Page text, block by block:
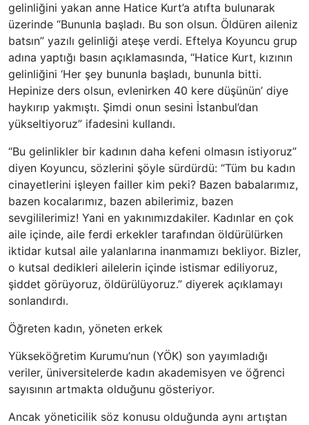
gelinliğini yakan anne Hatice Kurt’a atıfta bulunarak
üzerinde “Bununla başladı. Bu son olsun. Öldüren aileniz
batsın” yazılı gelinliği ateşe verdi. Eftelya Koyuncu grup
adına yaptığı basın açıklamasında, “Hatice Kurt, kızının
gelinliğini ‘Her şey bununla başladı, bununla bitti.
Hepinize ders olsun, evlenirken 40 kere düşünün’ diye
haykırıp yakmıştı. Şimdi onun sesini İstanbul’dan
yükseltiyoruz” ifadesini kullandı.
“Bu gelinlikler bir kadının daha kefeni olmasın istiyoruz”
diyen Koyuncu, sözlerini şöyle sürdürdü: “Tüm bu kadın
cinayetlerini işleyen failler kim peki? Bazen babalarımız,
bazen kocalarımız, bazen abilerimiz, bazen
sevgililerimiz! Yani en yakınımızdakiler. Kadınlar en çok
aile içinde, aile ferdi erkekler tarafından öldürülürken
iktidar kutsal aile yalanlarına inanmamızı bekliyor. Bizler,
o kutsal dedikleri ailelerin içinde istismar ediliyoruz,
şiddet görüyoruz, öldürülüyoruz.” diyerek açıklamayı
sonlandırdı.
Öğreten kadın, yöneten erkek
Yükseköğretim Kurumu’nun (YÖK) son yayımladığı
veriler, üniversitelerde kadın akademisyen ve öğrenci
sayısının artmakta olduğunu gösteriyor.
Ancak yöneticilik söz konusu olduğunda aynı artıştan